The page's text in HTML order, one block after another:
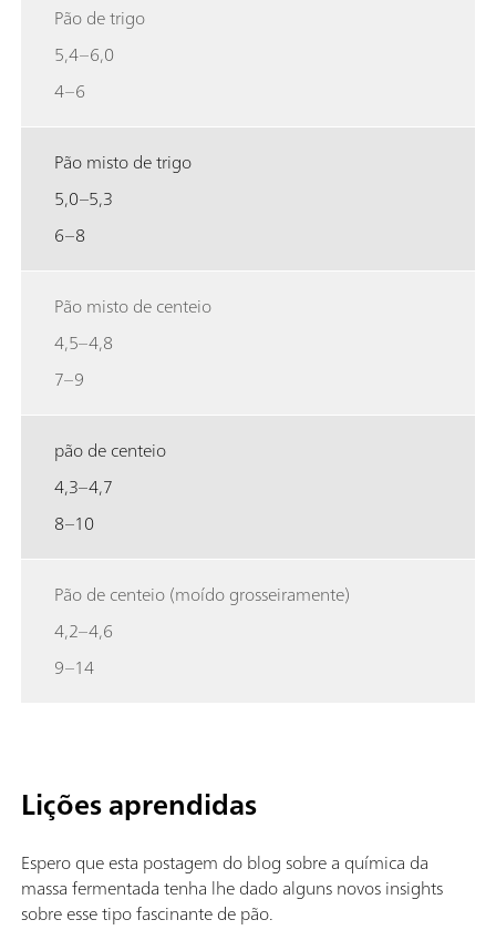
Pão de trigo
5,4–6,0
4–6
Pão misto de trigo
5,0–5,3
6–8
Pão misto de centeio
4,5–4,8
7–9
pão de centeio
4,3–4,7
8–10
Pão de centeio (moído grosseiramente)
4,2–4,6
9–14
Lições aprendidas
Espero que esta postagem do blog sobre a química da
massa fermentada tenha lhe dado alguns novos insights
sobre esse tipo fascinante de pão.